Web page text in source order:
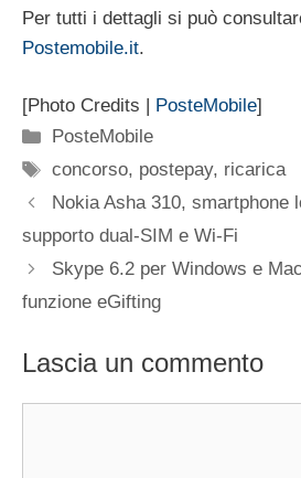
Per tutti i dettagli si può
Postemobile.it.
[Photo Credits | PosteMobile]
Categorie
PosteMobile
Tag
concorso, postepay, ricarica
Nokia Asha 310, smartphone
supporto dual-SIM e Wi-Fi
Skype 6.2 per Windows e
funzione eGifting
Lascia un commento